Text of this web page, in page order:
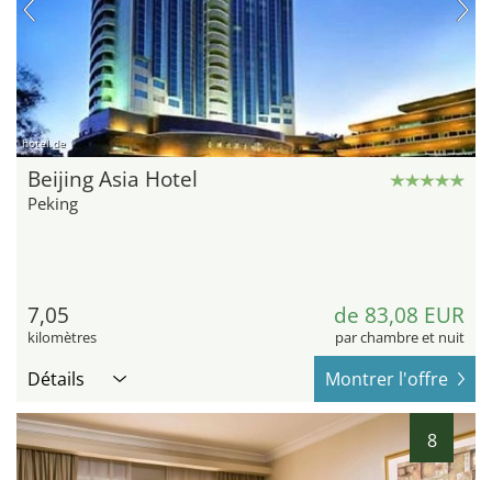
hotel.de
Beijing Asia Hotel
Peking
7,05
kilomètres
de 83,08 EUR
par chambre et nuit
Détails Montrer l'offre
8